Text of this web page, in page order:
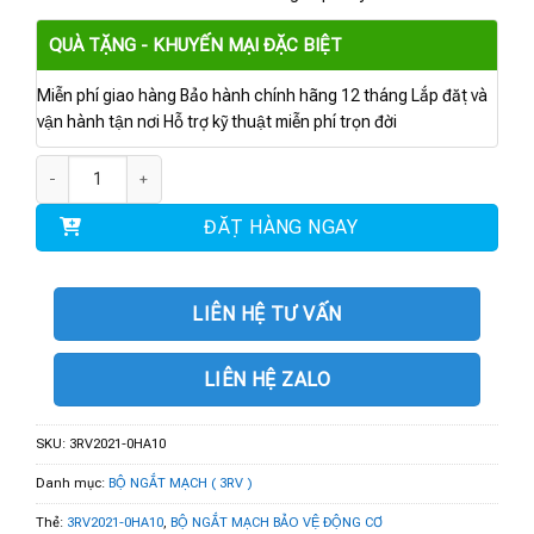
QUÀ TẶNG - KHUYẾN MẠI ĐẶC BIỆT
Miễn phí giao hàng Bảo hành chính hãng 12 tháng Lắp đặt và
vận hành tận nơi Hỗ trợ kỹ thuật miễn phí trọn đời
ĐẶT HÀNG NGAY
LIÊN HỆ TƯ VẤN
LIÊN HỆ ZALO
SKU: 3RV2021-0HA10
Danh mục: BỘ NGẮT MẠCH ( 3RV )
Thẻ: 3RV2021-0HA10, BỘ NGẮT MẠCH BẢO VỆ ĐỘNG CƠ